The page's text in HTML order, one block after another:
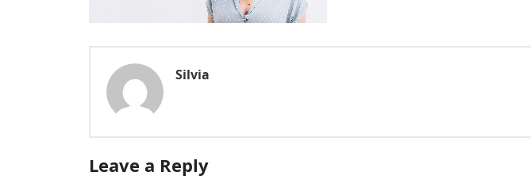
Silvia
Leave a Reply